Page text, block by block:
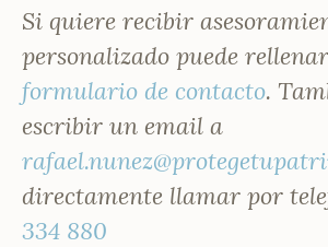
Si quiere recibir
personalizado puede
formulario de contacto.
escribir un email a
directamente llamar por
334 880